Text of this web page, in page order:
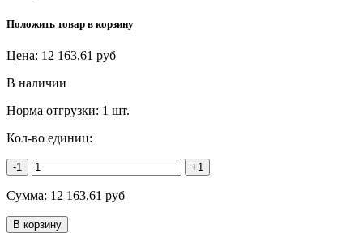
Положить товар в корзину
Цена: 12 163,61 руб
В наличии
Норма отгрузки: 1 шт.
Кол-во единиц:
-1 +1
Сумма: 12 163,61 руб